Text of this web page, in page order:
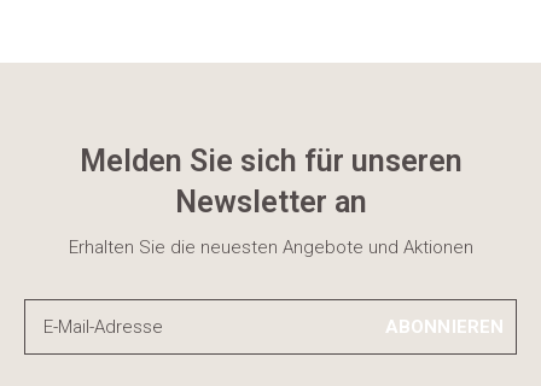
Melden Sie sich für unseren
Newsletter an
Erhalten Sie die neuesten Angebote und Aktionen
ABONNIEREN